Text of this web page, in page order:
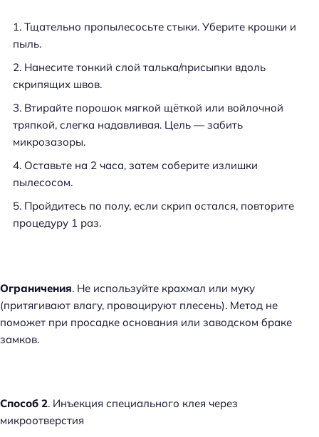
Тщательно пропылесосьте стыки. Уберите крошки и
пыль.
Нанесите тонкий слой талька/присыпки вдоль
скрипящих швов.
Втирайте порошок мягкой щёткой или войлочной
тряпкой, слегка надавливая. Цель — забить
микрозазоры.
Оставьте на 2 часа, затем соберите излишки
пылесосом.
Пройдитесь по полу, если скрип остался, повторите
процедуру 1 раз.
Ограничения. Не используйте крахмал или муку
(притягивают влагу, провоцируют плесень). Метод не
поможет при просадке основания или заводском браке
замков.
Способ 2. Инъекция специального клея через
микроотверстия